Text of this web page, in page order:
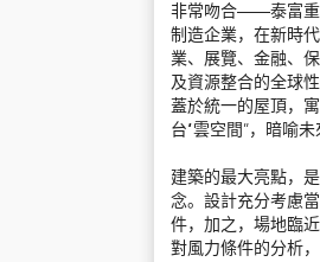
非常吻合——泰富重
制造企業，在新時
業、展覽、金融、
及資源整合的全球
蓋於統一的屋頂，
台“雲空間”，暗喻
建築的最大亮點，
念。設計充分考慮
件，加之，場地臨
對風力條件的分析